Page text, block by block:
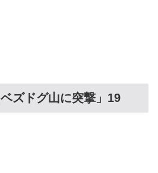
ベズドグ山に突撃」19